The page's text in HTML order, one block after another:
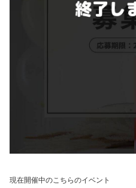
現在開催中のこちらのイベント